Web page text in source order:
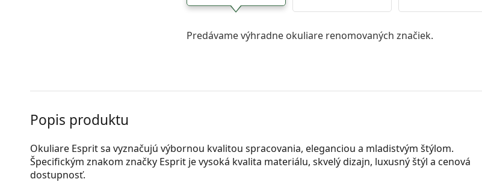
Predávame výhradne okuliare renomovaných značiek.
Popis produktu
Okuliare Esprit sa vyznačujú výbornou kvalitou spracovania, eleganciou a mladistvým štýlom.
Špecifickým znakom značky Esprit je vysoká kvalita materiálu, skvelý dizajn, luxusný štýl a cenová
dostupnosť.